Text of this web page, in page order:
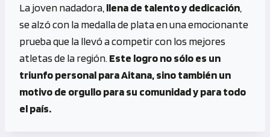
La joven nadadora, llena de talento y dedicación
se alzó con la medalla de plata en una emocionante
prueba que la llevó a competir con los mejores
atletas de la región. Este logro no sólo es un
triunfo personal para Aitana, sino también un
motivo de orgullo para su comunidad y para todo
el país.